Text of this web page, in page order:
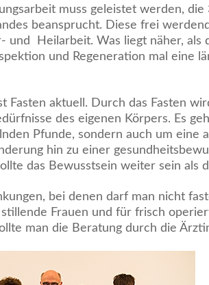
muss geleistet werden, die
beansprucht. Diese frei
und Heilarbeit. Was liegt näher, als
und Regeneration mal eine
Fasten aktuell. Durch das Fasten
des eigenen Körpers. Es
Pfunde, sondern auch um eine
hin zu einer
das Bewusstsein weiter sein als
bei denen darf man nicht
stillende Frauen und für frisch
man die Beratung durch die